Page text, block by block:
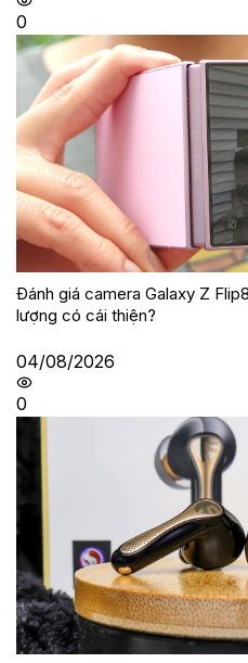
0
Đánh giá camera Galaxy Z
lượng có cái thiện?
04/08/2026
0